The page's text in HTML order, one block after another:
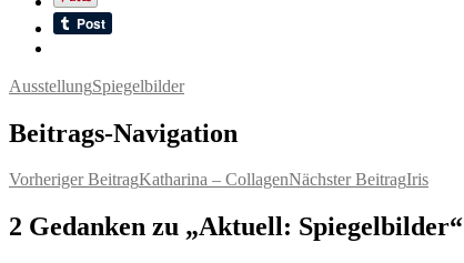
AusstellungSpiegelbilder
Beitrags-Navigation
Vorheriger BeitragKatharina – CollagenNächster BeitragIris
2 Gedanken zu „Aktuell: Spiegelbilder“